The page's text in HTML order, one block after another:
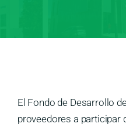
El Fondo de Desarrollo
proveedores a participar